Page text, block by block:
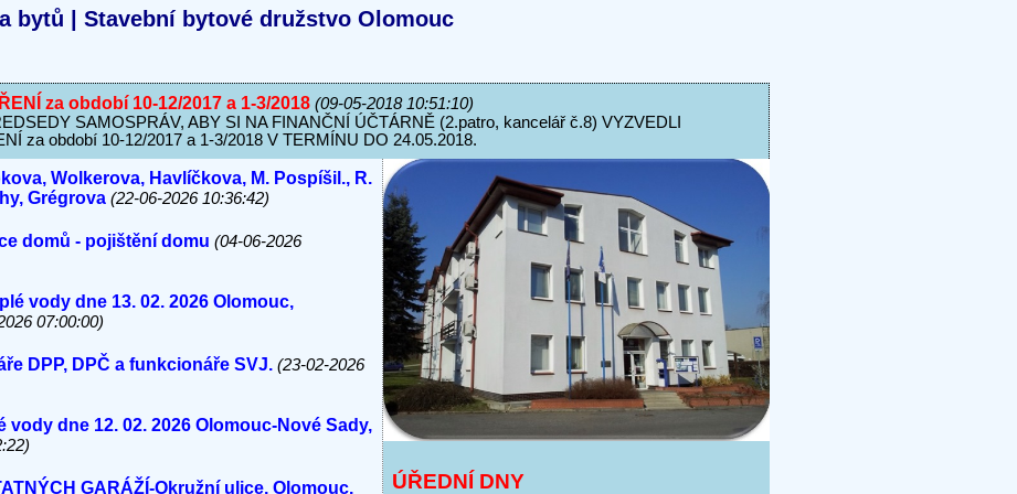
bytů | Stavební bytové družstvo Olomouc
za období 10-12/2017 a 1-3/2018 (09-05-2018 10:51:10)
SAMOSPRÁV, ABY SI NA FINANČNÍ ÚČTÁRNĚ (2.patro, kancelář č.8) VYZVEDLI
za období 10-12/2017 a 1-3/2018 V TERMÍNU DO 24.05.2018.
Wolkerova, Havlíčkova, M. Pospíšil., R.
Grégrova (22-06-2026 10:36:42)
domů - pojištění domu (04-06-2026
vody dne 13. 02. 2026 Olomouc,
07:00:00)
DPP, DPČ a funkcionáře SVJ. (23-02-2026
vody dne 12. 02. 2026 Olomouc-Nové Sady,
GARÁŽÍ-Okružní ulice, Olomouc.
ÚŘEDNÍ DNY